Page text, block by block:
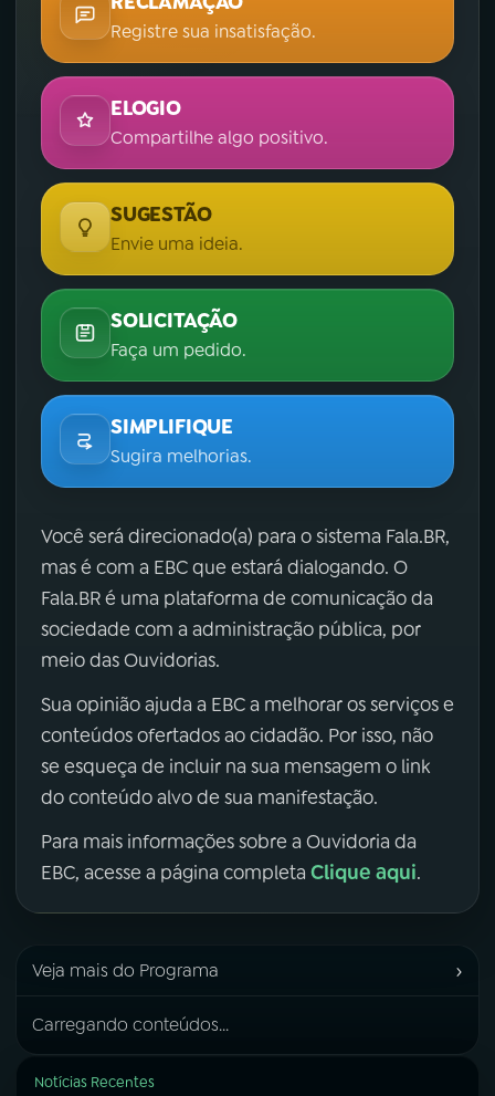
Registre sua insatisfação.
ELOGIO
Compartilhe algo positivo.
SUGESTÃO
Envie uma ideia.
SOLICITAÇÃO
Faça um pedido.
SIMPLIFIQUE
Sugira melhorias.
Você será direcionado(a) para o sistema Fala.BR,
mas é com a EBC que estará dialogando. O
Fala.BR é uma plataforma de comunicação da
sociedade com a administração pública, por
meio das Ouvidorias.
Sua opinião ajuda a EBC a melhorar os serviços e
conteúdos ofertados ao cidadão. Por isso, não
se esqueça de incluir na sua mensagem o link
do conteúdo alvo de sua manifestação.
Para mais informações sobre a Ouvidoria da
EBC, acesse a página completa Clique aqui.
Veja mais do Programa ›
Carregando conteúdos...
Notícias Recentes